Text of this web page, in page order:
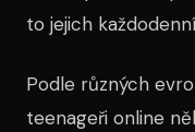
to jejich
Podle různých
teenageři online